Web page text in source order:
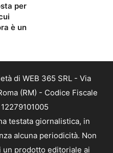
per
è un
di WEB 365 SRL - Via
(RM) - Codice Fiscale
testata giornalistica, in
alcuna periodicità. Non
prodotto editoriale ai